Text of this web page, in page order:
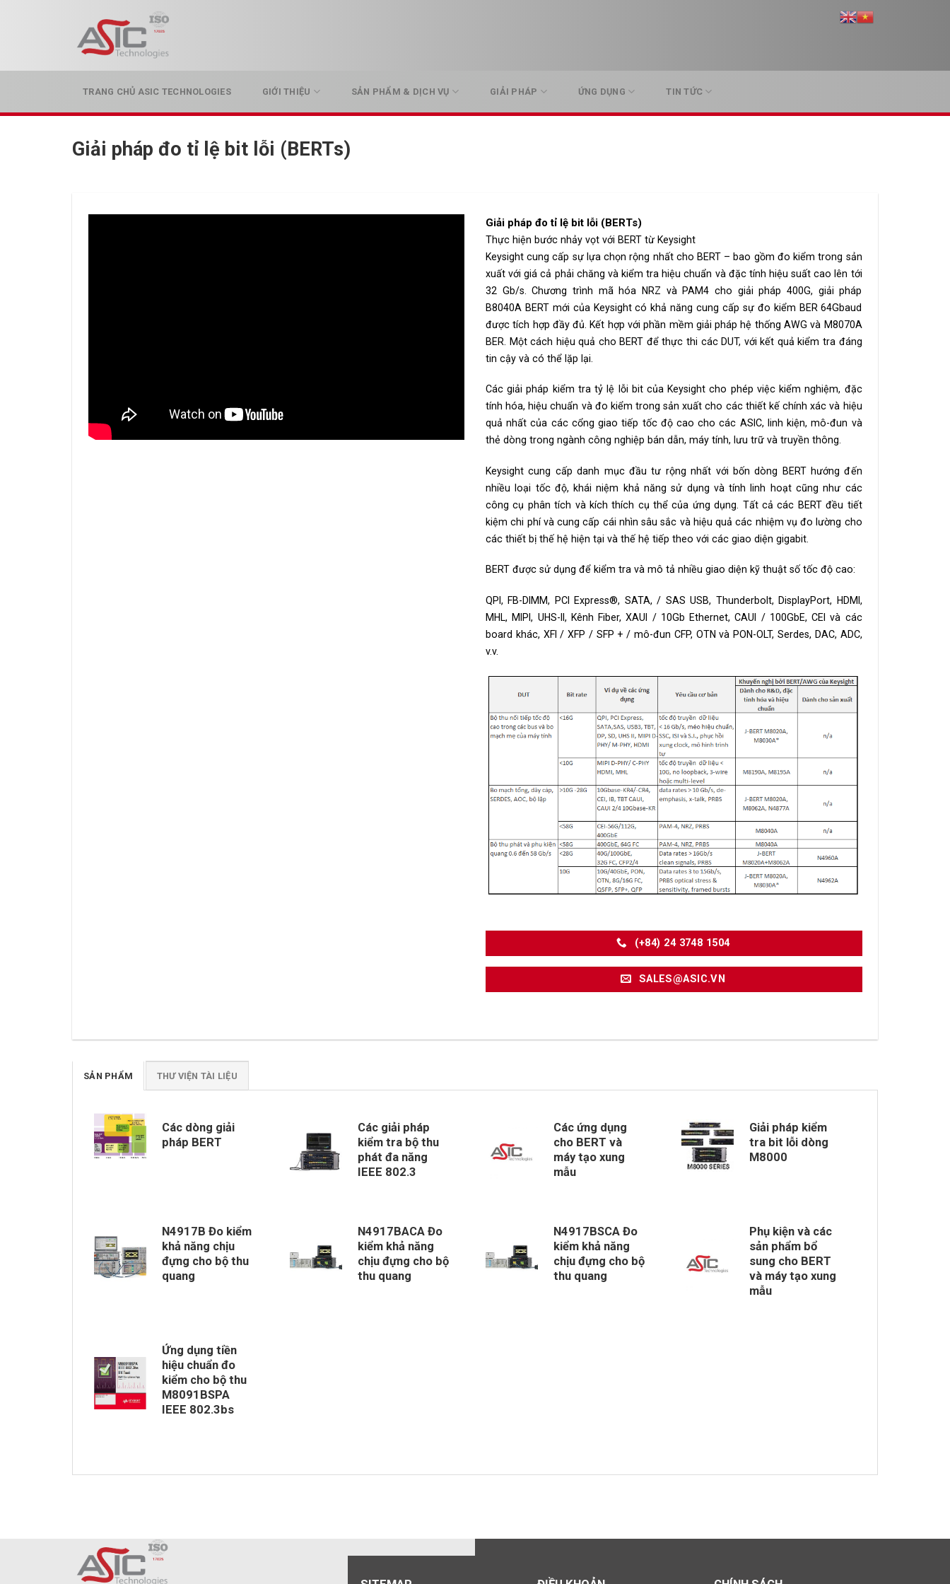
TRANG CHỦ ASIC TECHNOLOGIES GIỚI THIỆU SẢN PHẨM & DỊCH VỤ GIẢI PHÁP ỨNG DỤNG TIN TỨC
Giải pháp đo tỉ lệ bit lỗi (BERTs)
Giải pháp đo tỉ lệ bit lỗi (BERTs)
Thực hiện bước nhảy vọt với BERT từ Keysight
Keysight cung cấp sự lựa chọn rộng nhất cho BERT – bao gồm đo kiểm trong sản
xuất với giá cả phải chăng và kiểm tra hiệu chuẩn và đặc tính hiệu suất cao lên tới
32 Gb/s. Chương trình mã hóa NRZ và PAM4 cho giải pháp 400G, giải pháp
B8040A BERT mới của Keysight có khả năng cung cấp sự đo kiểm BER 64Gbaud
được tích hợp đầy đủ. Kết hợp với phần mềm giải pháp hệ thống AWG và M8070A
BER. Một cách hiệu quả cho BERT để thực thi các DUT, với kết quả kiểm tra đáng
tin cậy và có thể lặp lại.
Các giải pháp kiểm tra tỷ lệ lỗi bit của Keysight cho phép việc kiểm nghiệm, đặc
tính hóa, hiệu chuẩn và đo kiểm trong sản xuất cho các thiết kế chính xác và hiệu
quả nhất của các cổng giao tiếp tốc độ cao cho các ASIC, linh kiện, mô-đun và
thẻ dòng trong ngành công nghiệp bán dẫn, máy tính, lưu trữ và truyền thông.
Keysight cung cấp danh mục đầu tư rộng nhất với bốn dòng BERT hướng đến
nhiều loại tốc độ, khái niệm khả năng sử dụng và tính linh hoạt cũng như các
công cụ phân tích và kích thích cụ thể của ứng dụng. Tất cả các BERT đều tiết
kiệm chi phí và cung cấp cái nhìn sâu sắc và hiệu quả các nhiệm vụ đo lường cho
các thiết bị thế hệ hiện tại và thế hệ tiếp theo với các giao diện gigabit.
BERT được sử dụng để kiểm tra và mô tả nhiều giao diện kỹ thuật số tốc độ cao:
QPI, FB-DIMM, PCI Express®, SATA, / SAS USB, Thunderbolt, DisplayPort, HDMI,
MHL, MIPI, UHS-II, Kênh Fiber, XAUI / 10Gb Ethernet, CAUI / 100GbE, CEI và các
board khác, XFI / XFP / SFP + / mô-đun CFP, OTN và PON-OLT, Serdes, DAC, ADC,
v.v.
(+84) 24 3748 1504
SALES@ASIC.VN
SẢN PHẨM THƯ VIỆN TÀI LIỆU
Các dòng giải
pháp BERT
Các giải pháp
kiểm tra bộ thu
phát đa năng
IEEE 802.3
Các ứng dụng
cho BERT và
máy tạo xung
mẫu
Giải pháp kiểm
tra bit lỗi dòng
M8000
N4917B Đo kiểm
khả năng chịu
đựng cho bộ thu
quang
N4917BACA Đo
kiểm khả năng
chịu đựng cho bộ
thu quang
N4917BSCA Đo
kiểm khả năng
chịu đựng cho bộ
thu quang
Phụ kiện và các
sản phẩm bổ
sung cho BERT
và máy tạo xung
mẫu
Ứng dụng tiền
hiệu chuẩn đo
kiểm cho bộ thu
M8091BSPA
IEEE 802.3bs